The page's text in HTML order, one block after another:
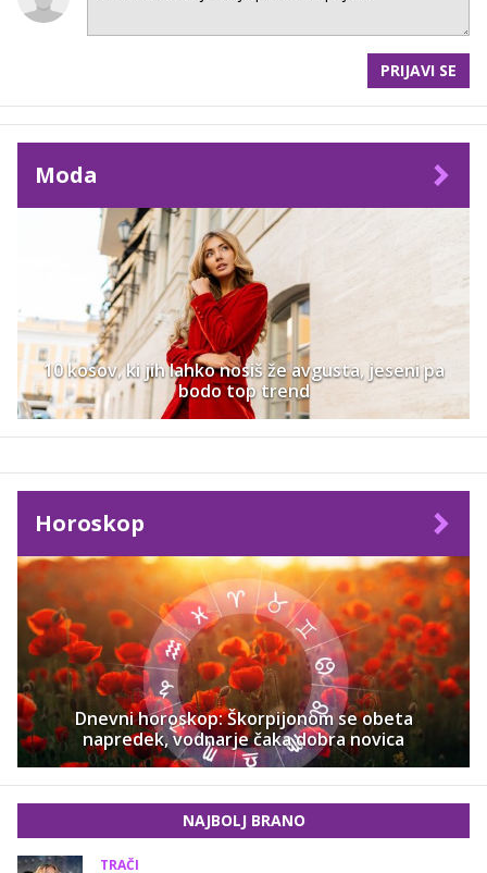
PRIJAVI SE
Moda
10 kosov, ki jih lahko nosiš že avgusta, jeseni pa
bodo top trend
Horoskop
Dnevni horoskop: Škorpijonom se obeta
napredek, vodnarje čaka dobra novica
NAJBOLJ BRANO
TRAČI